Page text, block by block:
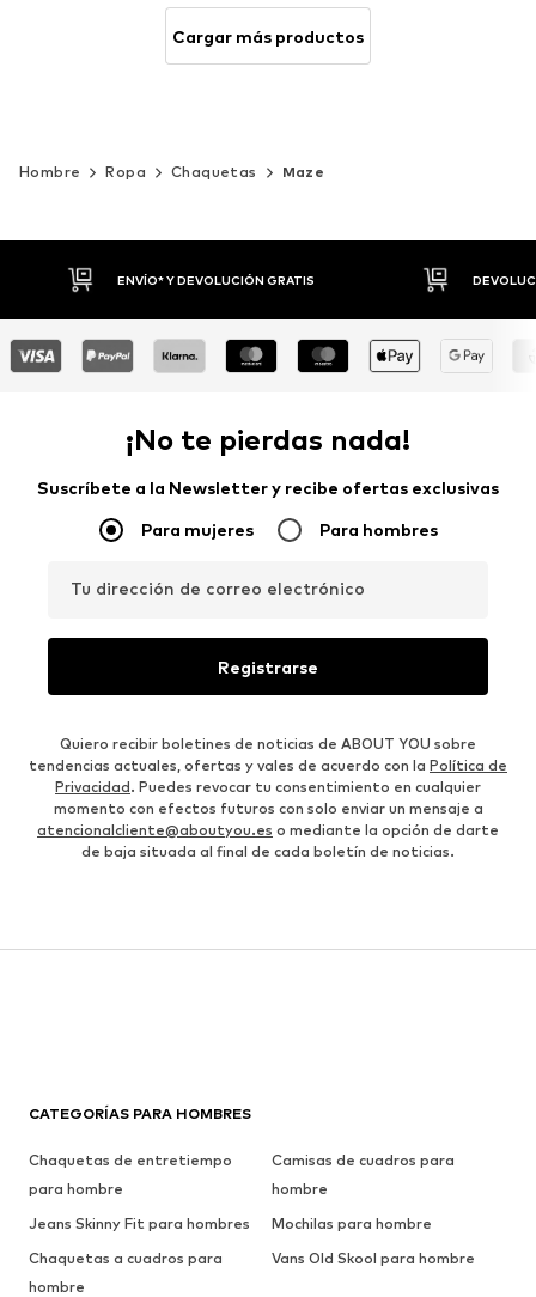
Cargar más productos
Hombre Ropa Chaquetas Maze
DEVOLUCIONES HASTA 30 DÍAS
¡No te pierdas nada!
Suscríbete a la Newsletter y recibe ofertas exclusivas
Para mujeres Para hombres
Tu dirección de correo electrónico
Registrarse
Quiero recibir boletines de noticias de ABOUT YOU sobre
tendencias actuales, ofertas y vales de acuerdo con la Política de
Privacidad. Puedes revocar tu consentimiento en cualquier
momento con efectos futuros con solo enviar un mensaje a
atencionalcliente@aboutyou.es o mediante la opción de darte
de baja situada al final de cada boletín de noticias.
CATEGORÍAS PARA HOMBRES
Chaquetas de entretiempo
para hombre
Camisas de cuadros para
hombre
Jeans Skinny Fit para hombres
Mochilas para hombre
Chaquetas a cuadros para
hombre
Vans Old Skool para hombre